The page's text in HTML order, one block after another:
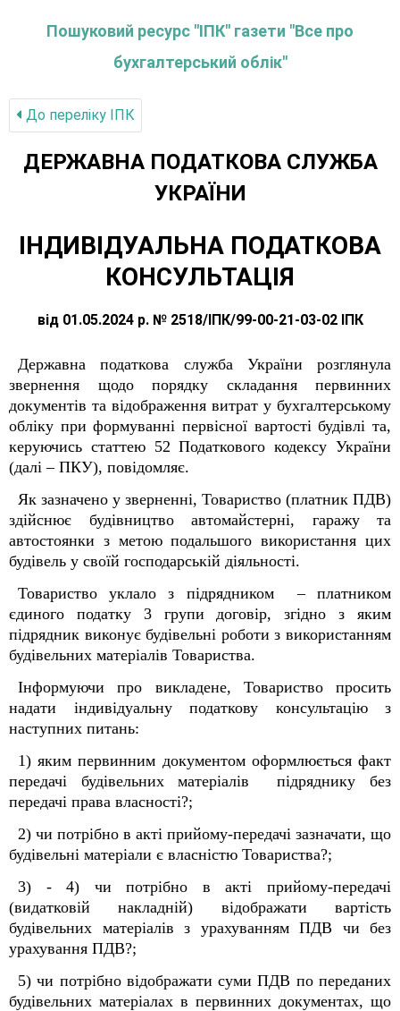
Пошуковий ресурс "ІПК" газети "Все про
бухгалтерський облік"
До переліку IПК
ДЕРЖАВНА ПОДАТКОВА СЛУЖБА
УКРАЇНИ
ІНДИВІДУАЛЬНА ПОДАТКОВА
КОНСУЛЬТАЦІЯ
від 01.05.2024 р. № 2518/ІПК/99-00-21-03-02 ІПК
Державна податкова служба України розглянула
звернення щодо порядку складання первинних
документів та відображення витрат у бухгалтерському
обліку при формуванні первісної вартості будівлі та,
керуючись статтею 52 Податкового кодексу України
(далі – ПКУ), повідомляє.
Як зазначено у зверненні, Товариство (платник ПДВ)
здійснює будівництво автомайстерні, гаражу та
автостоянки з метою подальшого використання цих
будівель у своїй господарській діяльності.
Товариство уклало з підрядником – платником
єдиного податку 3 групи договір, згідно з яким
підрядник виконує будівельні роботи з використанням
будівельних матеріалів Товариства.
Інформуючи про викладене, Товариство просить
надати індивідуальну податкову консультацію з
наступних питань:
1) яким первинним документом оформлюється факт
передачі будівельних матеріалів підряднику без
передачі права власності?;
2) чи потрібно в акті прийому-передачі зазначати, що
будівельні матеріали є власністю Товариства?;
3) - 4) чи потрібно в акті прийому-передачі
(видатковій накладній) відображати вартість
будівельних матеріалів з урахуванням ПДВ чи без
урахування ПДВ?;
5) чи потрібно відображати суми ПДВ по переданих
будівельних матеріалах в первинних документах, що